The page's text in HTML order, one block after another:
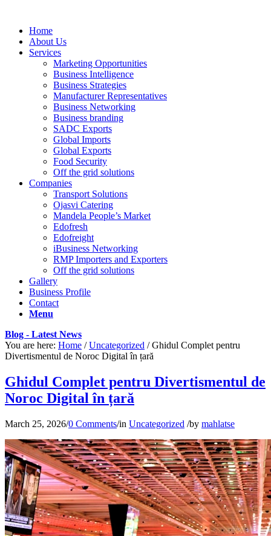
Home
About Us
Services
Marketing Opportunities
Business Intelligence
Business Strategies
Manufacturer Representatives
Business Networking
Business branding
SADC Exports
Global Imports
Global Exports
Food Security
Off the grid solutions
Companies
Transport Solutions
Ojasvi Catering
Mandela People’s Market
Edofresh
Edofreight
iBusiness Networking
RMP Importers and Exporters
Off the grid solutions
Gallery
Business Profile
Contact
Menu
Blog - Latest News
You are here: Home / Uncategorized / Ghidul Complet pentru
Divertismentul de Noroc Digital în țară
Ghidul Complet pentru Divertismentul de
Noroc Digital în țară
March 25, 2026/0 Comments/in Uncategorized /by mahlatse